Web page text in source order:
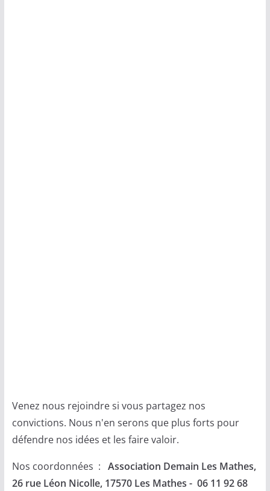
Venez nous rejoindre si vous partagez nos
convictions. Nous n'en serons que plus forts pour
défendre nos idées et les faire valoir.
Nos coordonnées : Association Demain Les Mathes,
26 rue Léon Nicolle, 17570 Les Mathes - 06 11 92 68